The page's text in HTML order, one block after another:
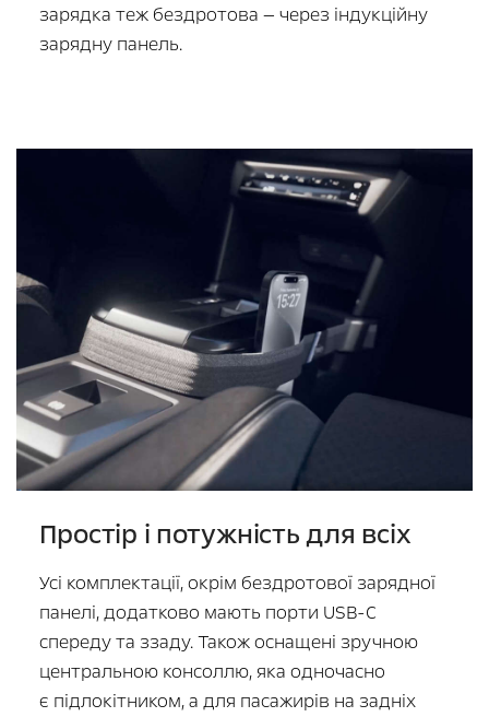
зарядка теж бездротова — через індукційну
зарядну панель.
Простір і потужність для всіх
Усі комплектації, окрім бездротової зарядної
панелі, додатково мають порти USB-C
спереду та ззаду. Також оснащені зручною
центральною консоллю, яка одночасно
є підлокітником, а для пасажирів на задніх